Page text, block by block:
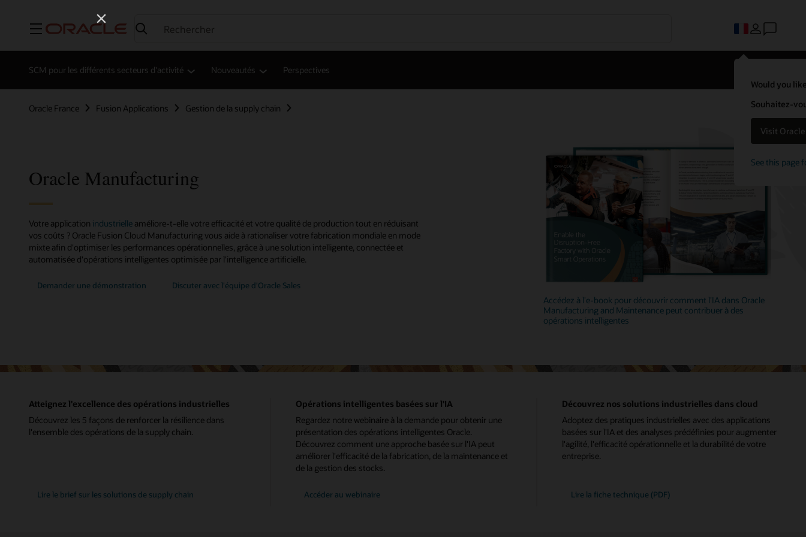
Menu
Would you
Souhaitez-
Visit
See this page
SCM pour les différents secteurs d'activité Nouveautés Perspectives
Oracle France Fusion Applications Gestion de la supply chain
Oracle Manufacturing
Votre application industrielle améliore-t-elle votre efficacité et votre qualité de production tout en réduisant
vos coûts ? Oracle Fusion Cloud Manufacturing vous aide à rationaliser votre fabrication mondiale en mode
mixte afin d'optimiser les performances opérationnelles, grâce à une solution intelligente, connectée et
automatisée d'opérations intelligentes optimisée par l'intelligence artificielle.
Demander une démonstration Discuter avec l'équipe d'Oracle Sales
Accédez à l'e-book pour découvrir comment l'IA dans Oracle
Manufacturing and Maintenance peut contribuer à des
opérations intelligentes
Atteignez l'excellence des opérations industrielles
Découvrez les 5 façons de renforcer la résilience dans
l'ensemble des opérations de la supply chain.
Lire le brief sur les solutions de supply chain
Opérations intelligentes basées sur l'IA
Regardez notre webinaire à la demande pour obtenir une
présentation des opérations intelligentes Oracle.
Découvrez comment une approche basée sur l'IA peut
améliorer l'efficacité de la fabrication, de la maintenance et
de la gestion des stocks.
Accéder au webinaire
Découvrez nos solutions industrielles dans cloud
Adoptez des pratiques industrielles avec des applications
basées sur l'IA et des analyses prédéfinies pour augmenter
l'agilité, l'efficacité opérationnelle et la durabilité de votre
entreprise.
Lire la fiche technique (PDF)